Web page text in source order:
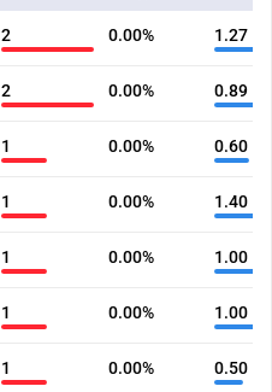
2 0.00% 1.27
2 0.00% 0.89
1 0.00% 0.60
1 0.00% 1.40
1 0.00% 1.00
1 0.00% 1.00
1 0.00% 0.50